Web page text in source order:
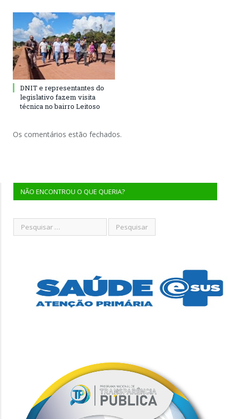
DNIT e representantes do
legislativo fazem visita
técnica no bairro Leitoso
Os comentários estão fechados.
NÃO ENCONTROU O QUE QUERIA?